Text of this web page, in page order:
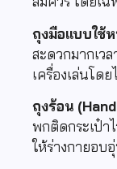
ถุงมือแบบใช้
สะดวกมากเว
เครื่องเล่นโด
ถุงร้อน
พกติดกระเป๋า
ให้ร่างกายอบ